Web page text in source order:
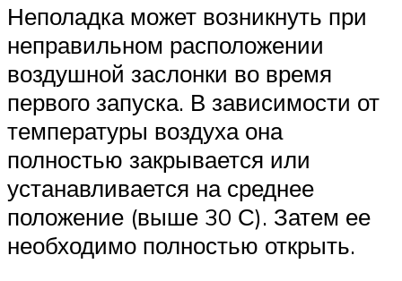
Неполадка может возникнуть при
неправильном расположении
воздушной заслонки во время
первого запуска. В зависимости от
температуры воздуха она
полностью закрывается или
устанавливается на среднее
положение (выше 30 С). Затем ее
необходимо полностью открыть.